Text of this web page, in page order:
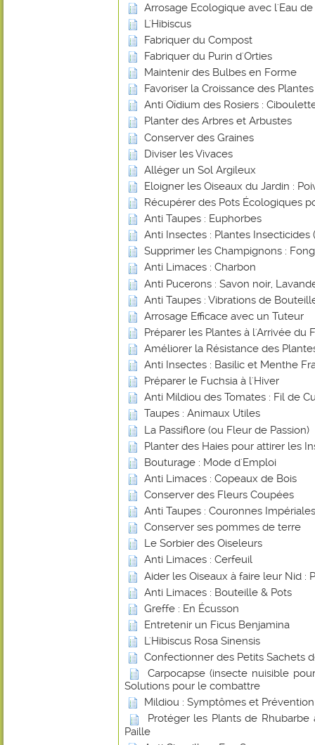
Arrosage Ecologique avec l'Eau
L'Hibiscus
Fabriquer du Compost
Fabriquer du Purin d'Orties
Maintenir des Bulbes en Forme
Favoriser la Croissance des
Anti Oïdium des Rosiers :
Planter des Arbres et Arbustes
Conserver des Graines
Diviser les Vivaces
Alléger un Sol Argileux
Eloigner les Oiseaux du Jardin :
Récupérer des Pots Écologiques
Anti Taupes : Euphorbes
Anti Insectes : Plantes Insecticides
Supprimer les Champignons :
Anti Limaces : Charbon
Anti Pucerons : Savon noir,
Anti Taupes : Vibrations de
Arrosage Efficace avec un Tuteur
Préparer les Plantes à l'Arrivée du
Améliorer la Résistance des
Anti Insectes : Basilic et Menthe
Préparer le Fuchsia à l'Hiver
Anti Mildiou des Tomates : Fil de
Taupes : Animaux Utiles
La Passiflore (ou Fleur de Passion)
Planter des Haies pour attirer les
Bouturage : Mode d'Emploi
Anti Limaces : Copeaux de Bois
Conserver des Fleurs Coupées
Anti Taupes : Couronnes Impériales
Conserver ses pommes de terre
Le Sorbier des Oiseleurs
Anti Limaces : Cerfeuil
Aider les Oiseaux à faire leur Nid :
Anti Limaces : Bouteille & Pots
Greffe : En Écusson
Entretenir un Ficus Benjamina
L'Hibiscus Rosa Sinensis
Confectionner des Petits Sachets
Carpocapse (insecte nuisible
Solutions pour le combattre
Mildiou : Symptômes et Prévention
Protéger les Plants de
Paille